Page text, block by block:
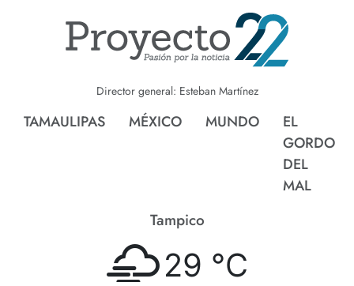
Director general: Esteban Martínez
TAMAULIPAS MÉXICO MUNDO
EL
GORDO
DEL
MAL
Tampico
29 °C